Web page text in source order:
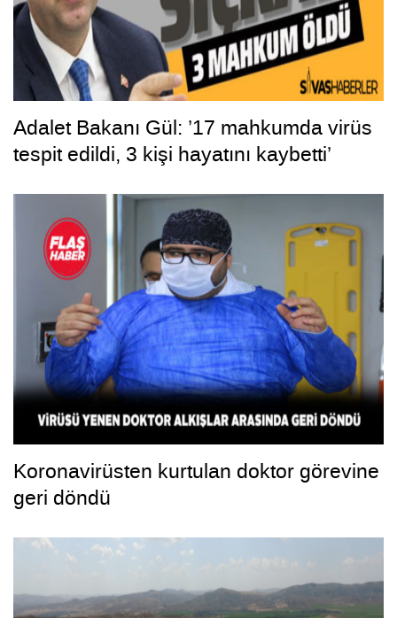
Adalet Bakanı Gül: ’17 mahkumda virüs
tespit edildi, 3 kişi hayatını kaybetti’
Koronavirüsten kurtulan doktor görevine
geri döndü